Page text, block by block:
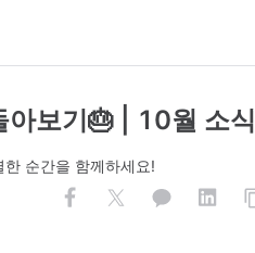
보기🎂 | 10월 소식
순간을 함께하세요!